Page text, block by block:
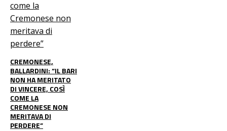
CREMONESE,
BALLARDINI: “IL BARI
NON HA MERITATO
DI VINCERE, COSÌ
COME LA
CREMONESE NON
MERITAVA DI
PERDERE”